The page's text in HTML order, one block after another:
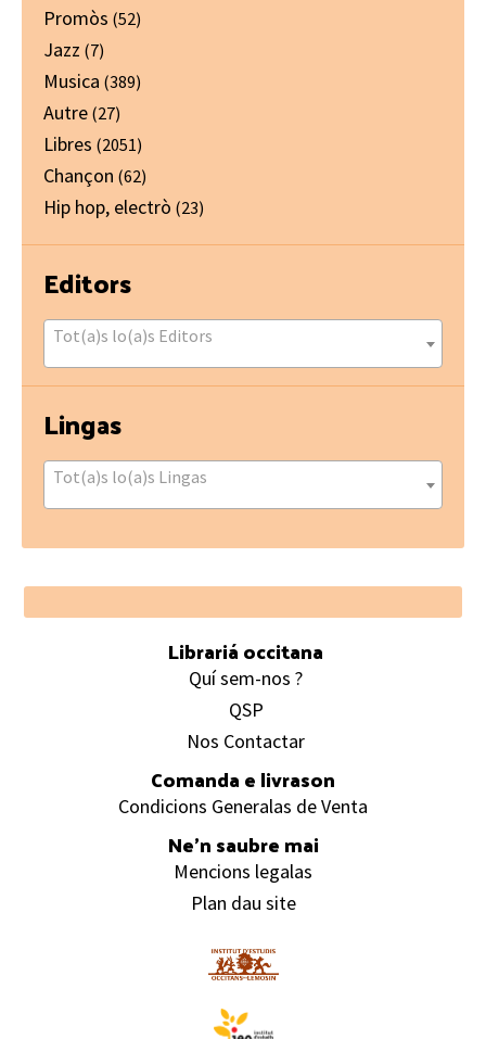
Promòs (52)
Jazz (7)
Musica (389)
Autre (27)
Libres (2051)
Chançon (62)
Hip hop, electrò (23)
Editors
Tot(a)s lo(a)s Editors
Lingas
Tot(a)s lo(a)s Lingas
Footer
Librariá occitana
Quí sem-nos ?
QSP
Nos Contactar
Comanda e livrason
Condicions Generalas de Venta
Ne’n saubre mai
Mencions legalas
Plan dau site